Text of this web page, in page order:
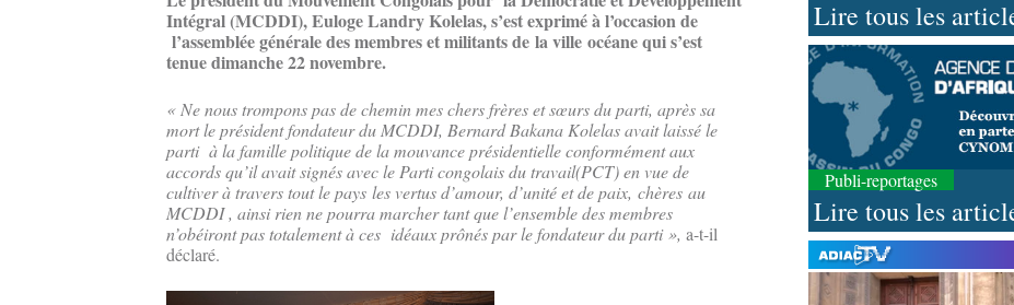
Intégral (MCDDI), Euloge Landry Kolelas, s’est exprimé à l’occasion de
l’assemblée générale des membres et militants de la ville océane qui s’est
tenue dimanche 22 novembre.
« Ne nous trompons pas de chemin mes chers frères et sœurs du parti, après sa
mort le président fondateur du MCDDI, Bernard Bakana Kolelas avait laissé le
parti à la famille politique de la mouvance présidentielle conformément aux
accords qu’il avait signés avec le Parti congolais du travail(PCT) en vue de
cultiver à travers tout le pays les vertus d’amour, d’unité et de paix, chères au
MCDDI , ainsi rien ne pourra marcher tant que l’ensemble des membres
n’obéiront pas totalement à ces idéaux prônés par le fondateur du parti », a-t-il
déclaré.
Lire tous les
Publi-reportages
Lire tous les